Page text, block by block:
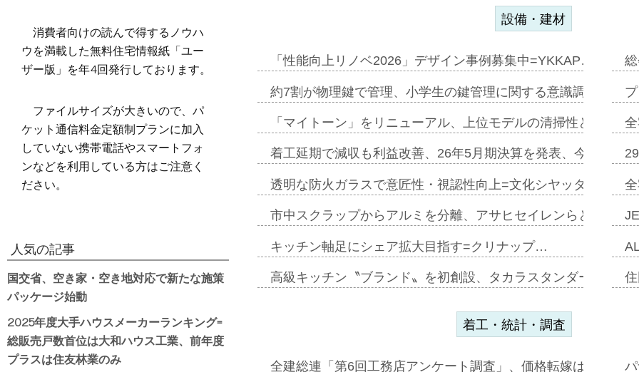
設備・建材
「性能向上リノベ2026」デザイン事例募集中=YKKAP…
約7割が物理鍵で管理、小学生の鍵管理に関する意識調査
「マイトーン」をリニューアル、上位モデルの清掃性と安全
着工延期で減収も利益改善、26年5月期決算を発表、今期は増
透明な防火ガラスで意匠性・視認性向上=文化シヤッター…
市中スクラップからアルミを分離、アサヒセイレンらと協働開
キッチン軸足にシェア拡大目指す=クリナップ…
高級キッチン〝ブランド〟を初創設、タカラスタンダードが新
着工・統計・調査
全建総連「第6回工務店アンケート調査」、価格転嫁は十分に
消費者向けの読んで得するノウハ
ウを満載した無料住宅情報紙「ユー
ザー版」を年4回発行しております。
ファイルサイズが大きいので、パ
ケット通信料金定額制プランに加入
していない携帯電話やスマートフォ
ンなどを利用している方はご注意く
ださい。
人気の記事
国交省、空き家・空き地対応で新たな施策
パッケージ始動
2025年度大手ハウスメーカーランキング=
総販売戸数首位は大和ハウス工業、前年度
プラスは住友林業のみ